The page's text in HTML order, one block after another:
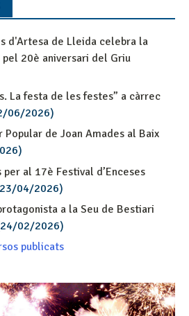
d'Artesa de Lleida celebra la
20è aniversari del Griu
La festa de les festes” a càrrec
06/2026)
Popular de Joan Amades al Baix
al 17è Festival d’Enceses
04/2026)
a la Seu de Bestiari
02/2026)
publicats